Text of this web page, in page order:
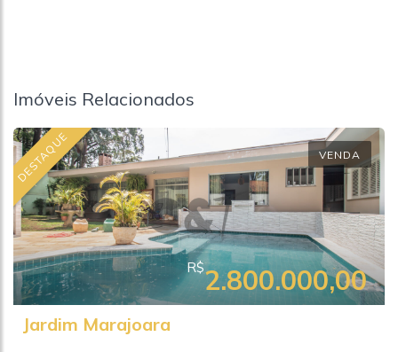
Imóveis Relacionados
DESTAQUE VENDA
R$2.800.000,00
Jardim Marajoara